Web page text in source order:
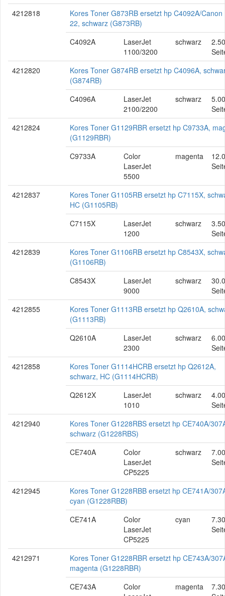
4212818
Kores Toner G873RB ersetzt hp C4092A/Canon
22, schwarz (G873RB)
C4092A
LaserJet
1100/3200
schwarz
4212820
Kores Toner G874RB ersetzt hp C4096A,
(G874RB)
C4096A
LaserJet
2100/2200
schwarz
4212824
Kores Toner G1129RBR ersetzt hp C9733A,
(G1129RBR)
C9733A
Color
LaserJet
5500
magenta
4212837
Kores Toner G1105RB ersetzt hp C7115X,
HC (G1105RB)
C7115X
LaserJet
1200
schwarz
4212839
Kores Toner G1106RB ersetzt hp C8543X,
(G1106RB)
C8543X
LaserJet
9000
schwarz
4212855
Kores Toner G1113RB ersetzt hp Q2610A,
(G1113RB)
Q2610A
LaserJet
2300
schwarz
4212858
Kores Toner G1114HCRB ersetzt hp Q2612A,
schwarz, HC (G1114HCRB)
Q2612X
LaserJet
1010
schwarz
4212940
Kores Toner G1228RBS ersetzt hp CE740A/
schwarz (G1228RBS)
CE740A
Color
LaserJet
CP5225
schwarz
4212945
Kores Toner G1228RBB ersetzt hp CE741A/
cyan (G1228RBB)
CE741A
Color
LaserJet
CP5225
cyan
4212971
Kores Toner G1228RBR ersetzt hp CE743A/
magenta (G1228RBR)
CE743A
Color
magenta